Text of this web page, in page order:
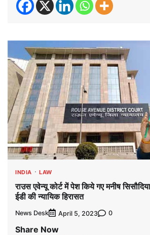
INDIA LAW
राउस एवेन्यू कोर्ट में पेश किये गए मनीष
ईडी की न्यायिक हिरासत
News Desk April 5, 2023 0
Share Now